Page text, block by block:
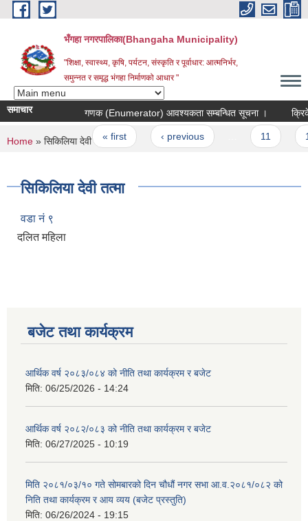
Skip to main content
भँगहा नगरपालिका(Bhangaha Municipality)
"शिक्षा, स्वास्थ्य, कृषि, पर्यटन, संस्कृति र पूर्वाधार: आत्मनिर्भर,
समुन्नत र समृद्ध भंगहा निर्माणको आधार "
समाचार गणक (Enumerator) आवश्यकता सम्बन्धित सूचना । क्रिकेट
Pages
« first ‹ previous
You are here
Home » सिकिलिया देवी तत्मा
सिकिलिया देवी तत्मा
वडा नं ९
दलित महिला
बजेट तथा कार्यक्रम
आर्थिक वर्ष २०८३/०८४ को नीति तथा कार्यक्रम र बजेट
मिति: 06/25/2026 - 14:24
आर्थिक वर्ष २०८२/०८३ को नीति तथा कार्यक्रम र बजेट
मिति: 06/27/2025 - 10:19
मिति २०८१/०३/१० गते सोमबारको दिन चौधौं नगर सभा आ.व.२०८१/०८२ को
निति तथा कार्यक्रम र आय व्यय (बजेट प्रस्तुति)
मिति: 06/26/2024 - 19:15